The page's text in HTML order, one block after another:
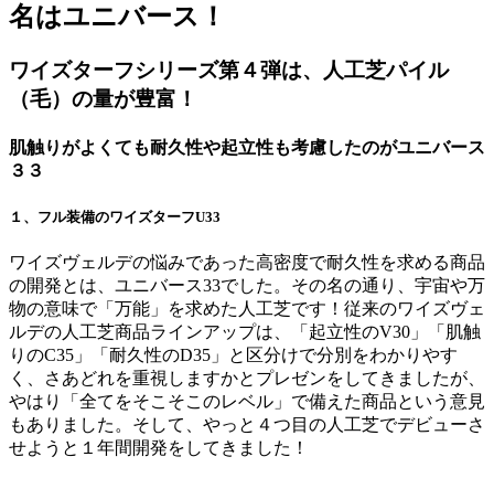
名はユニバース！
ワイズターフシリーズ第４弾は、人工芝パイル
（毛）の量が豊富！
肌触りがよくても耐久性や起立性も考慮したのがユニバース
３３
１、フル装備のワイズターフU33
ワイズヴェルデの悩みであった高密度で耐久性を求める商品
の開発とは、ユニバース33でした。その名の通り、宇宙や万
物の意味で「万能」を求めた人工芝です！従来のワイズヴェ
ルデの人工芝商品ラインアップは、「起立性のV30」「肌触
りのC35」「耐久性のD35」と区分けで分別をわかりやす
く、さあどれを重視しますかとプレゼンをしてきましたが、
やはり「全てをそこそこのレベル」で備えた商品という意見
もありました。そして、やっと４つ目の人工芝でデビューさ
せようと１年間開発をしてきました！